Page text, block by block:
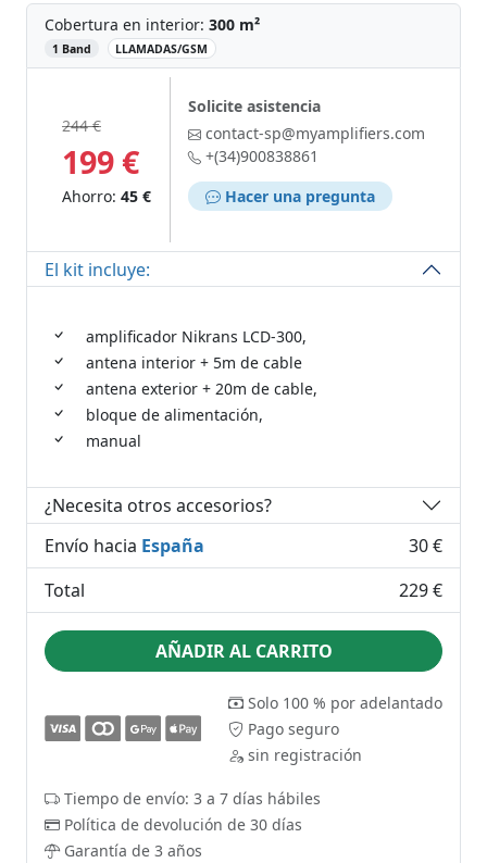
Cobertura en interior: 300 m²
1 Band LLAMADAS/GSM
244 €
199 €
Ahorro: 45 €
Solicite asistencia
contact-sp@myamplifiers.com
+(34)900838861
Hacer una pregunta
El kit incluye:
amplificador Nikrans LCD-300,
antena interior + 5m de cable
antena exterior + 20m de cable,
bloque de alimentación,
manual
¿Necesita otros accesorios?
Envío hacia España
30 €
Total
229 €
AÑADIR AL CARRITO
Solo 100 % por adelantado
Pago seguro
sin registración
Tiempo de envío: 3 a 7 días hábiles
Política de devolución de 30 días
Garantía de 3 años